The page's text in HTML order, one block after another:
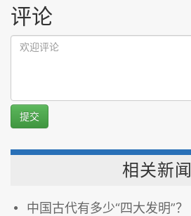
评论
提交
相关新闻
中国古代有多少“四大发明”？